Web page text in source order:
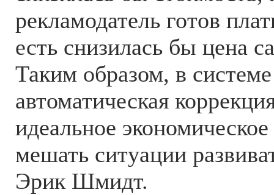
рекламодатель готов
есть снизилась бы цена
Таким образом, в
автоматическая
идеальное
мешать ситуации
Эрик Шмидт.